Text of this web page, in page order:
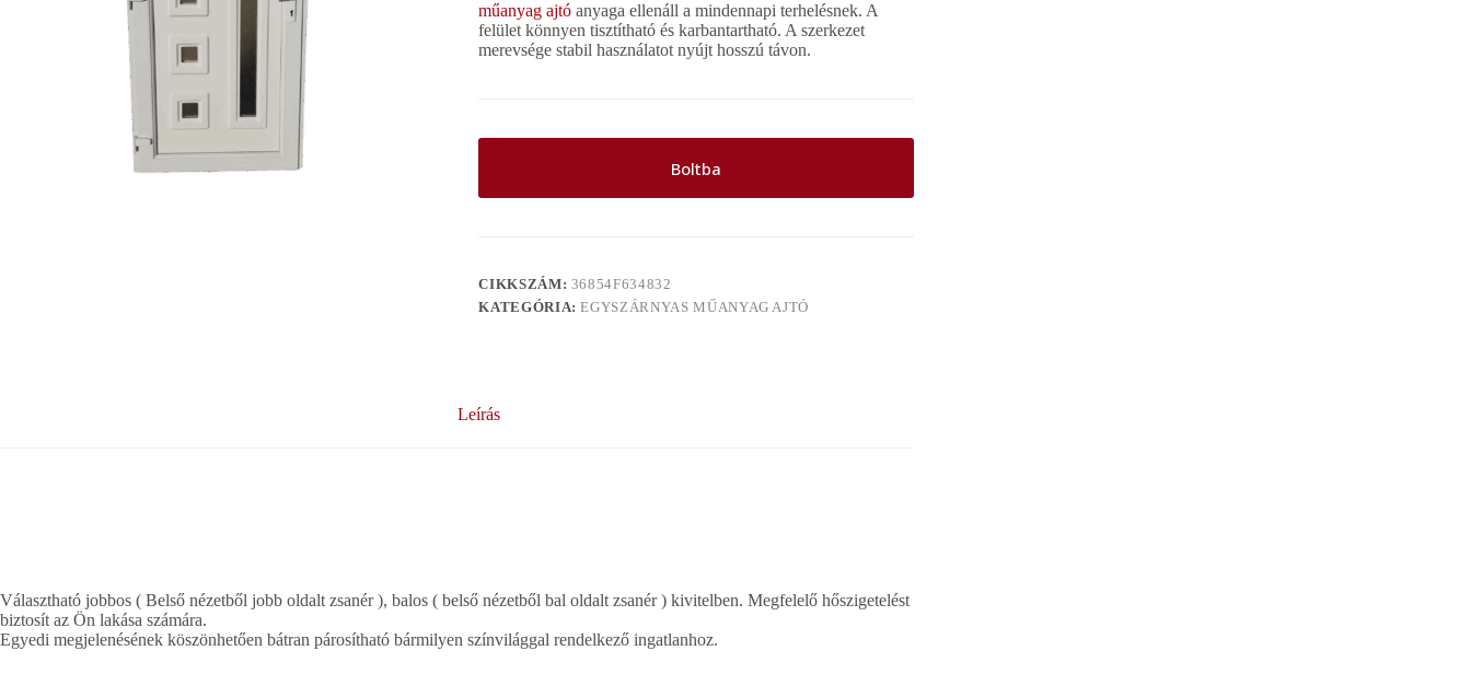
műanyag ajtó anyaga ellenáll a mindennapi terhelésnek. A
felület könnyen tisztítható és karbantartható. A szerkezet
merevsége stabil használatot nyújt hosszú távon.
Boltba
CIKKSZÁM: 36854F634832
KATEGÓRIA:EGYSZÁRNYAS MŰANYAG AJTÓ
Leírás
Választható jobbos ( Belső nézetből jobb oldalt zsanér ), balos ( belső nézetből bal oldalt zsanér ) kivitelben. Megfelelő hőszigetelést
biztosít az Ön lakása számára.
Egyedi megjelenésének köszönhetően bátran párosítható bármilyen színvilággal rendelkező ingatlanhoz.